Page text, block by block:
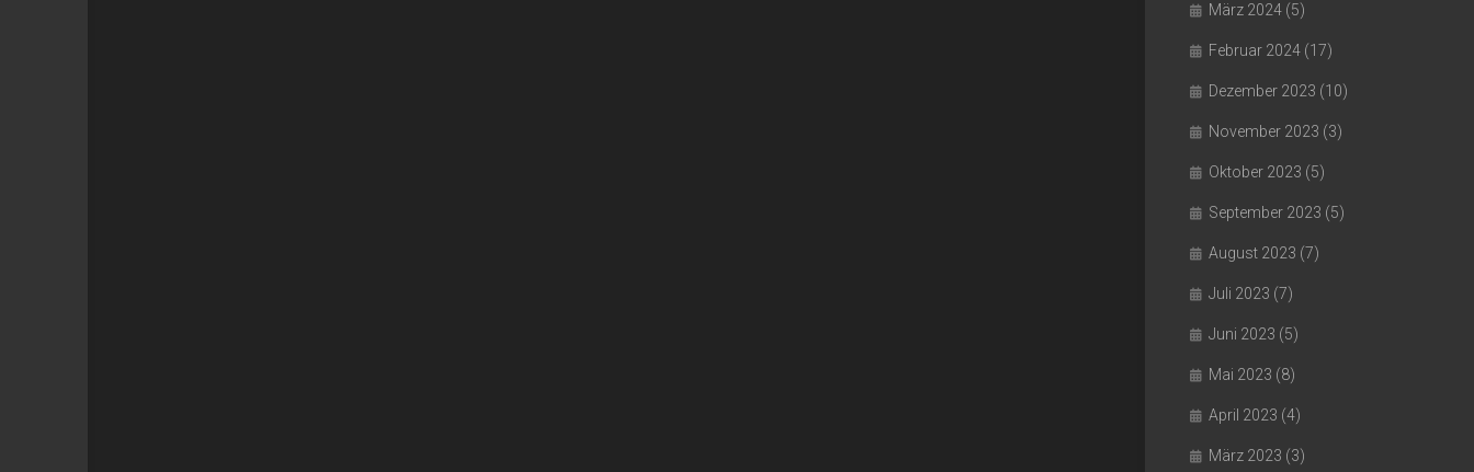
März 2024 (5)
Februar 2024 (17)
Dezember 2023 (10)
November 2023 (3)
Oktober 2023 (5)
September 2023 (5)
August 2023 (7)
Juli 2023 (7)
Juni 2023 (5)
Mai 2023 (8)
April 2023 (4)
März 2023 (3)